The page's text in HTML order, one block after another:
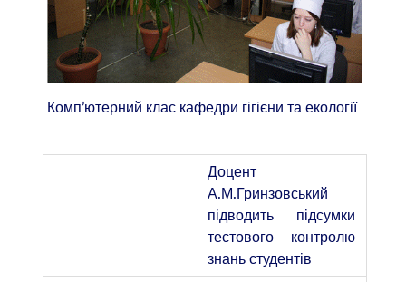
Комп’ютерний клас кафедри гігієни та екології
Доцент
А.М.Гринзовський
підводить підсумки
тестового контролю
знань студентів